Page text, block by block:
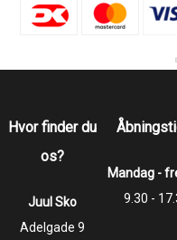
Hvor finder du
os?
Juul Sko
​​​​​​​Adelgade 9
Mandag -
9.30 -